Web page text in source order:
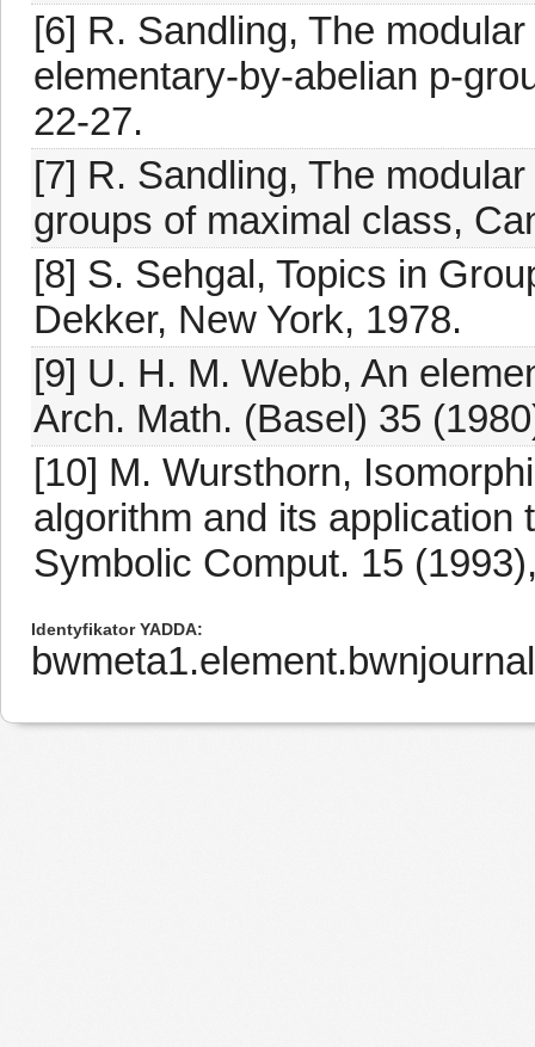
[6] R. Sandling, The
elementary-by-abelian p-
22-27.
[7] R. Sandling, The
groups of maximal class,
[8] S. Sehgal, Topics in
Dekker, New York, 1978.
[9] U. H. M. Webb, An
Arch. Math. (Basel) 35
[10] M. Wursthorn,
algorithm and its application
Symbolic Comput. 15
Identyfikator YADDA